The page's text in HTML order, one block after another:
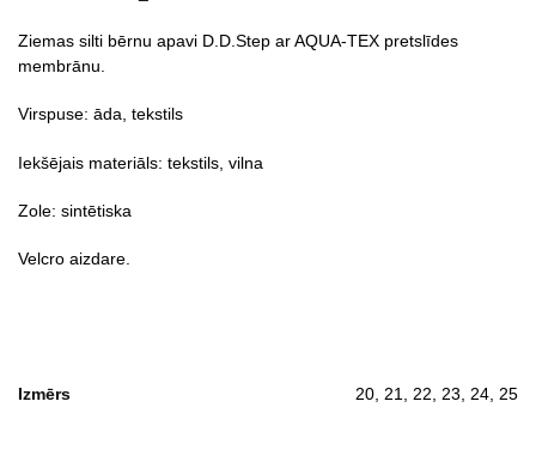
Ziemas silti bērnu apavi D.D.Step ar AQUA-TEX pretslīdes
membrānu.
Virspuse: āda, tekstils
Iekšējais materiāls: tekstils, vilna
Zole: sintētiska
Velcro aizdare.
Izmērs 20, 21, 22, 23, 24, 25